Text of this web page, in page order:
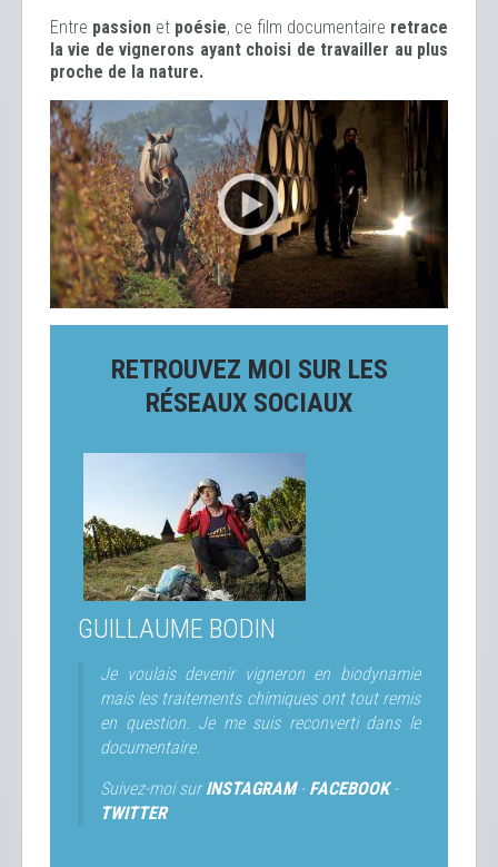
Entre passion et poésie, ce film documentaire retrace
la vie de vignerons ayant choisi de travailler au plus
proche de la nature.
RETROUVEZ MOI SUR LES
RÉSEAUX SOCIAUX
GUILLAUME BODIN
Je voulais devenir vigneron en biodynamie
mais les traitements chimiques ont tout remis
en question. Je me suis reconverti dans le
documentaire.
Suivez-moi surINSTAGRAM- FACEBOOK-
TWITTER